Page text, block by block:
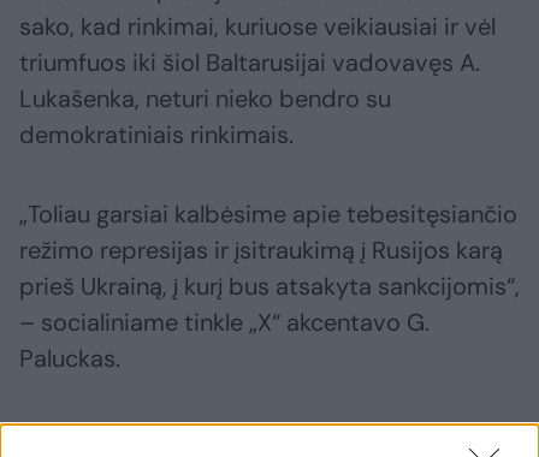
sako, kad rinkimai, kuriuose veikiausiai ir vėl
triumfuos iki šiol Baltarusijai vadovavęs A.
Lukašenka, neturi nieko bendro su
demokratiniais rinkimais.
„Toliau garsiai kalbėsime apie tebesitęsiančio
režimo represijas ir įsitraukimą į Rusijos karą
prieš Ukrainą, į kurį bus atsakyta sankcijomis“,
– socialiniame tinkle „X“ akcentavo G.
Paluckas.